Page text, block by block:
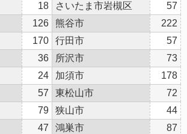
18 さいたま市岩槻区
57
126 熊谷市
222
170 行田市
57
36 所沢市
73
24 加須市
178
57 東松山市
72
79 狭山市
44
47 鴻巣市
87